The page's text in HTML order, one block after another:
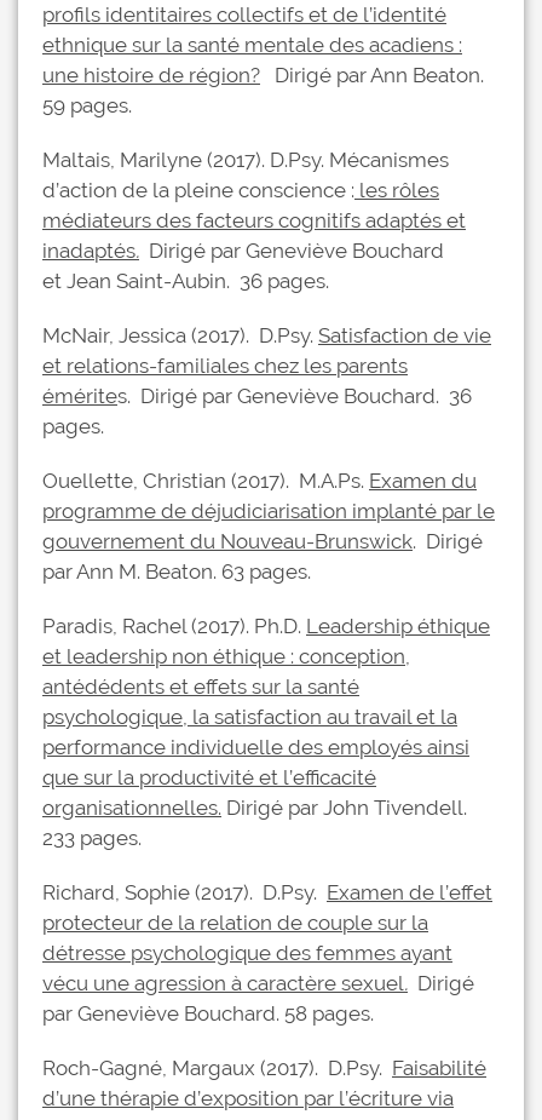
profils identitaires collectifs et de l’identité
ethnique sur la santé mentale des acadiens :
une histoire de région?
Dirigé par Ann Beaton.
59 pages.
Maltais, Marilyne (2017). D.Psy. Mécanismes
d’action de la pleine conscience : les rôles
médiateurs des facteurs cognitifs adaptés et
inadaptés. Dirigé par Geneviève Bouchard
et Jean Saint-Aubin. 36 pages.
McNair, Jessica (2017). D.Psy. Satisfaction de vie
et relations-familiales chez les parents
émérites. Dirigé par Geneviève Bouchard. 36
pages.
Ouellette, Christian (2017). M.A.Ps. Examen du
programme de déjudiciarisation implanté par le
gouvernement du Nouveau-Brunswick. Dirigé
par Ann M. Beaton. 63 pages.
Paradis, Rachel (2017). Ph.D. Leadership éthique
et leadership non éthique : conception,
antédédents et effets sur la santé
psychologique, la satisfaction au travail et la
performance individuelle des employés ainsi
que sur la productivité et l’efficacité
organisationnelles. Dirigé par John Tivendell.
233 pages.
Richard, Sophie (2017). D.Psy. Examen de l’effet
protecteur de la relation de couple sur la
détresse psychologique des femmes ayant
vécu une agression à caractère sexuel. Dirigé
par Geneviève Bouchard. 58 pages.
Roch-Gagné, Margaux (2017). D.Psy. Faisabilité
d’une thérapie d’exposition par l’écriture via